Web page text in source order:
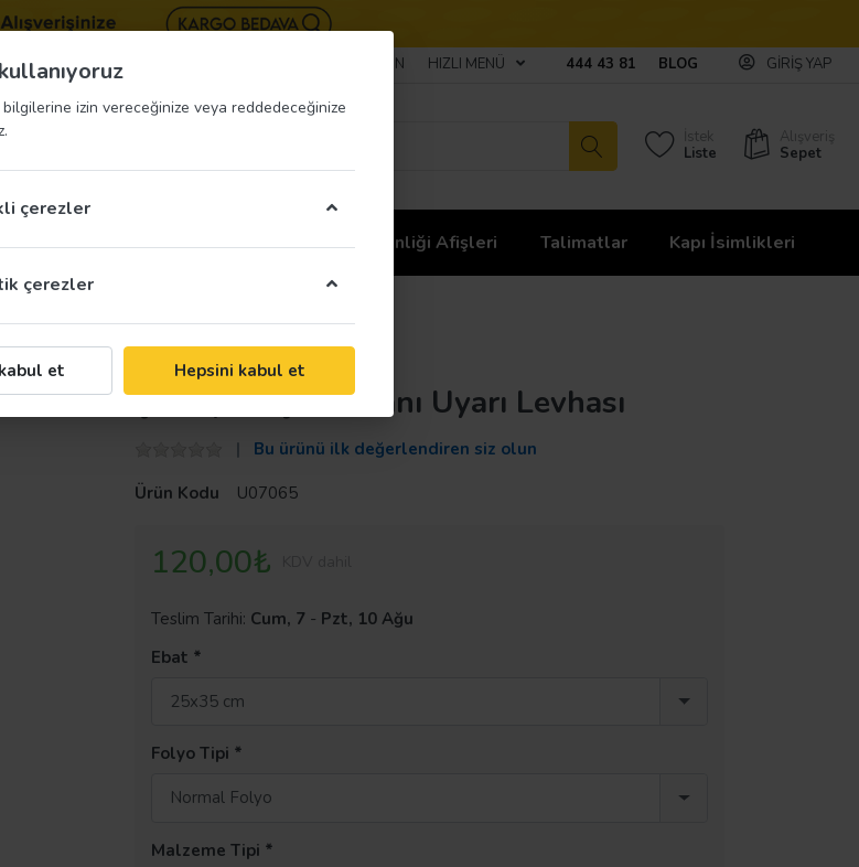
BIZE ULAŞIN HIZLI MENÜ 444 43 81 BLOG GIRIŞ YAP
İstek
Liste
Alışveriş
Sepet
İş Güvenliği Ekipmanları İş Güvenliği Afişleri Talimatlar Kapı İsimlikleri
Taroks
Şantiye İnşaat Planı Uyarı Levhası
Bu ürünü ilk değerlendiren siz olun
Ürün Kodu
U07065
120,00₺
Teslim Tarihi: Cum, 7 - Pzt, 10 Ağu
Ebat
25x35 cm
Folyo Tipi
Normal Folyo
Malzeme Tipi
bilgilerine izin vereceğinize veya reddedeceğinize
çerezler
çerezler
et Hepsini kabul et